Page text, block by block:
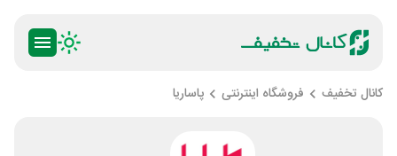
کانال تخفیف فروشگاه اینترنتی پاساریا